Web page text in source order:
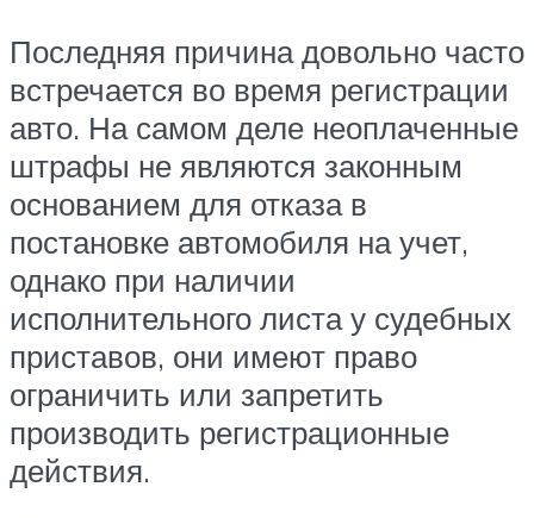
Последняя причина довольно часто
встречается во время регистрации
авто. На самом деле неоплаченные
штрафы не являются законным
основанием для отказа в
постановке автомобиля на учет,
однако при наличии
исполнительного листа у судебных
приставов, они имеют право
ограничить или запретить
производить регистрационные
действия.